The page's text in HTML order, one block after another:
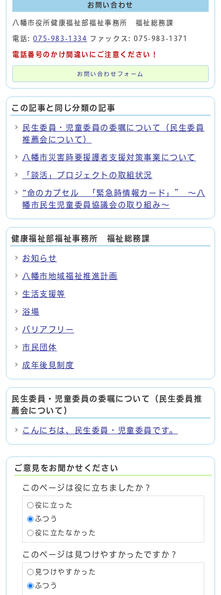
お問い合わせ
八幡市役所健康福祉部福祉事務所 福祉総務課
電話:075-983-1334 ファックス: 075-983-1371
電話番号のかけ間違いにご注意ください！
お問い合わせフォーム
この記事と同じ分類の記事
民生委員・児童委員の委嘱について（民生委員
推薦会について）
八幡市災害時要援護者支援対策事業について
「談活」プロジェクトの取組状況
“命のカプセル 「緊急時情報カード」” ～八
幡市民生児童委員協議会の取り組み～
健康福祉部福祉事務所 福祉総務課
お知らせ
八幡市地域福祉推進計画
生活支援等
浴場
バリアフリー
市民団体
成年後見制度
民生委員・児童委員の委嘱について（民生委員推
薦会について）
こんにちは、民生委員・児童委員です。
ご意見をお聞かせください
このページは役に立ちましたか？
役に立った
ふつう
役に立たなかった
このページは見つけやすかったですか？
見つけやすかった
ふつう